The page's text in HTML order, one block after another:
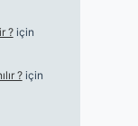
?için
?için